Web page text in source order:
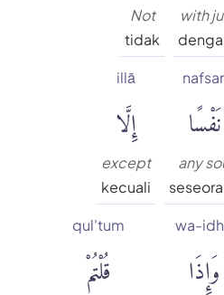
with
Not
tidak
نَفْسًا
any
illā
إِلَّا
except
kecuali
wa-
وَإِذَا
qul'tum
قُلْتُمْ